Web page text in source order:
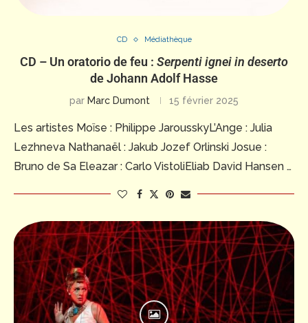
CD Médiathèque
CD – Un oratorio de feu : Serpenti ignei in deserto
de Johann Adolf Hasse
par Marc Dumont 15 février 2025
Les artistes Moïse : Philippe JarousskyL’Ange : Julia
Lezhneva Nathanaël : Jakub Jozef Orlinski Josue :
Bruno de Sa Eleazar : Carlo VistoliEliab David Hansen …